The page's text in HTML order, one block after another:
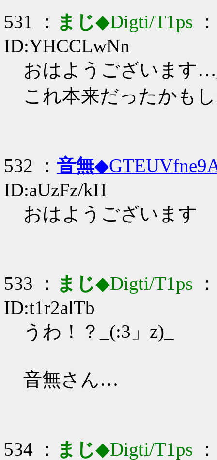
531 ： まじ◆Digti/T1ps
ID:YHCCLwNn
おはようございます
これ本来だったかも
532 ： 音無
ID:aUzFz/kH
おはようございます
533 ： まじ◆Digti/T1ps
ID:t1r2alTb
うわ！？_(:3」z)_
音無さん…
534 ： まじ◆Digti/T1ps